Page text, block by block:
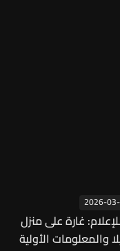
2026-
غارة على منزل
والمعلومات الأولية